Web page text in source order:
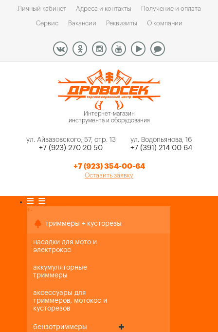
Личный кабинет Адреса и контакты Получение и оплата
Сервис Вакансии Реквизиты О компании
Интернет-магазин
инструмента и оборудования
ул. Айвазовского, 57, стр. 13
+7 (923) 270 20 50
ул. Водопьянова, 16
+7 (391) 214 00 64
+7 (923) 354-00-64
Оставить заявку
+-
триммеры + кусторезы
насадки для мото и
электрокос
аккумуляторные
триммеры
аксессуары для
триммеров, мотокос и
кусторезов
бензотриммеры